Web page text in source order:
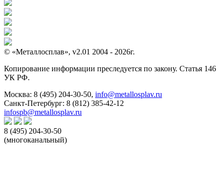
© «Металлосплав», v2.01 2004 - 2026г.
Копирование информации преследуется по закону. Статья 146
УК РФ.
Москва: 8 (495) 204-30-50, info@metallosplav.ru
Санкт-Петербург: 8 (812) 385-42-12
infospb@metallosplav.ru
8 (495) 204-30-50
(многоканальный)